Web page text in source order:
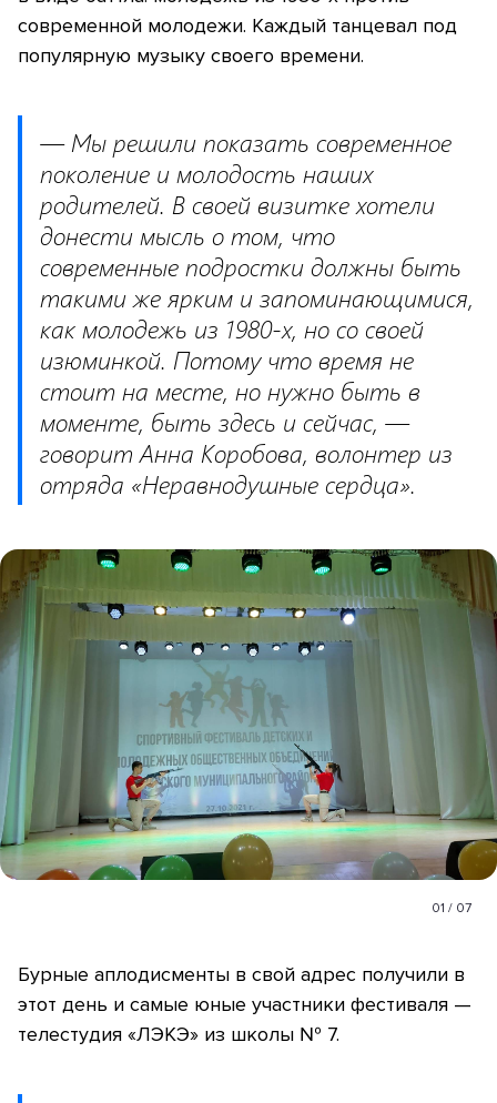
современной молодежи. Каждый танцевал под
популярную музыку своего времени.
— Мы решили показать современное
поколение и молодость наших
родителей. В своей визитке хотели
донести мысль о том, что
современные подростки должны быть
такими же ярким и запоминающимися,
как молодежь из 1980-х, но со своей
изюминкой. Потому что время не
стоит на месте, но нужно быть в
моменте, быть здесь и сейчас, —
говорит Анна Коробова, волонтер из
отряда «Неравнодушные сердца».
01 / 07
Бурные аплодисменты в свой адрес получили в
этот день и самые юные участники фестиваля —
телестудия «ЛЭКЭ» из школы № 7.